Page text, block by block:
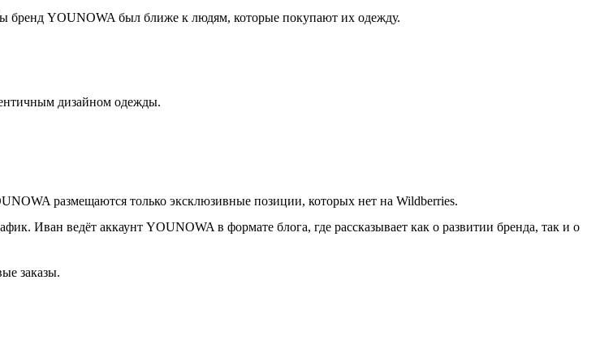
YOUNOWA был ближе к людям, которые покупают их одежду.
дизайном одежды.
размещаются только эксклюзивные позиции, которых нет на Wildberries.
Иван ведёт аккаунт YOUNOWA в формате блога, где рассказывает как о развитии бренда, так и о
заказы.